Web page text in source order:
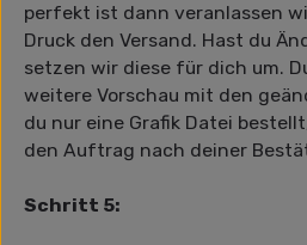
perfekt ist dann veranlassen
Druck den Versand. Hast du
setzen wir diese für dich um.
weitere Vorschau mit den
du nur eine Grafik Datei
den Auftrag nach deiner
Schritt 5: